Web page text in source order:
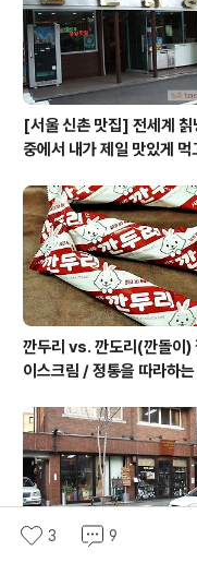
영)이 있는데, 르 라보는 한반도
WEST에만..
[서울 신촌 맛집] 전세계 칡
중에서 내가 제일 맛있게 먹
깐두리 vs. 깐도리(깐돌이)
이스크림 / 정통을 따라하는
스크림
3 9